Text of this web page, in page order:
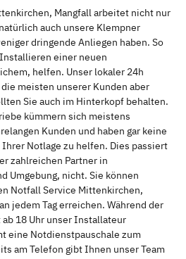
Mangfall arbeitet nicht nur
auch unsere Klempner
dringende Anliegen haben. So
einer neuen
helfen. Unser lokaler 24h
meisten unserer Kunden aber
Sie auch im Hinterkopf behalten.
kümmern sich meistens
Kunden und haben gar keine
Notlage zu helfen. Dies passiert
zahlreichen Partner in
Umgebung, nicht. Sie können
Notfall Service Mittenkirchen,
jedem Tag erreichen. Während der
18 Uhr unser Installateur
eine Notdienstpauschale zum
am Telefon gibt Ihnen unser Team